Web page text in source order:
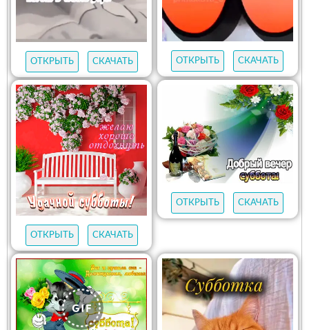
ОТКРЫТЬ СКАЧАТЬ ОТКРЫТЬ СКАЧАТЬ
ОТКРЫТЬ СКАЧАТЬ
ОТКРЫТЬ СКАЧАТЬ